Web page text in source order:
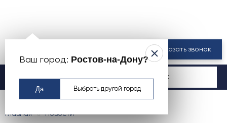
Ваш город: Ростов-на-Дону?
Да Выбрать другой город
Заказать звонок
Москва
Главная Новости